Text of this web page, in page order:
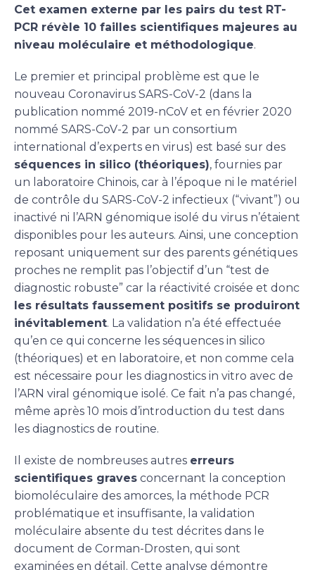
Cet examen externe par les pairs du test RT-
PCR révèle 10 failles scientifiques majeures au
niveau moléculaire et méthodologique.
Le premier et principal problème est que le
nouveau Coronavirus SARS-CoV-2 (dans la
publication nommé 2019-nCoV et en février 2020
nommé SARS-CoV-2 par un consortium
international d’experts en virus) est basé sur des
séquences in silico (théoriques), fournies par
un laboratoire Chinois, car à l’époque ni le matériel
de contrôle du SARS-CoV-2 infectieux (“vivant”) ou
inactivé ni l’ARN génomique isolé du virus n’étaient
disponibles pour les auteurs. Ainsi, une conception
reposant uniquement sur des parents génétiques
proches ne remplit pas l’objectif d’un “test de
diagnostic robuste” car la réactivité croisée et donc
les résultats faussement positifs se produiront
inévitablement. La validation n’a été effectuée
qu’en ce qui concerne les séquences in silico
(théoriques) et en laboratoire, et non comme cela
est nécessaire pour les diagnostics in vitro avec de
l’ARN viral génomique isolé. Ce fait n’a pas changé,
même après 10 mois d’introduction du test dans
les diagnostics de routine.
Il existe de nombreuses autres erreurs
scientifiques graves concernant la conception
biomoléculaire des amorces, la méthode PCR
problématique et insuffisante, la validation
moléculaire absente du test décrites dans le
document de Corman-Drosten, qui sont
examinées en détail. Cette analyse démontre